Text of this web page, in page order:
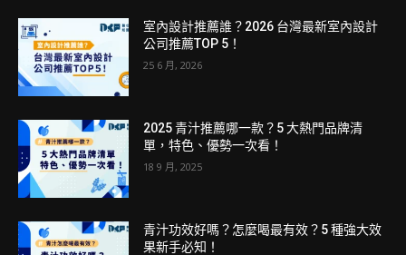
室內設計推薦誰？2026 台灣最新室內設計
公司推薦TOP 5！
25 6 月, 2026
2025 青汁推薦哪一款？5 大熱門品牌清
單，特色、優勢一次看！
18 9 月, 2025
青汁功效好嗎？怎麼喝最有效？5 種強大效
果新手必知！